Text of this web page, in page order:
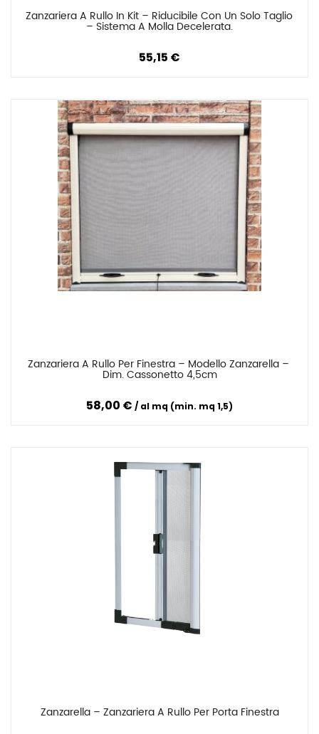
Zanzariera A Rullo In Kit – Riducibile Con Un Solo Taglio
– Sistema A Molla Decelerata.
55,15 €
Confronta
Zanzariera A Rullo Per Finestra – Modello Zanzarella –
Dim. Cassonetto 4,5cm
58,00 €
al mq (min. mq 1,5)
Confronta
Zanzarella – Zanzariera A Rullo Per Porta Finestra
Confronta